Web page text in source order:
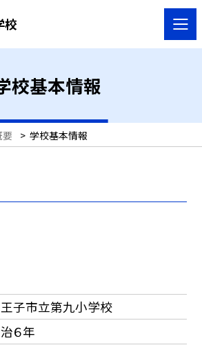
校
校基本情報
> 学校基本情報
子市立第九小学校
６年